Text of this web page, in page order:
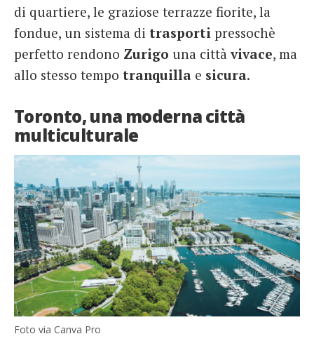
di quartiere, le graziose terrazze fiorite, la
fondue, un sistema di trasporti pressochè
perfetto rendono Zurigo una cittàvivace, ma
allo stesso tempo tranquilla e sicura.
Toronto, una moderna città
multiculturale
Foto via Canva Pro